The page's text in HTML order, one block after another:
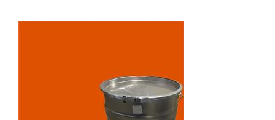
przyczepność i dłuższą trwałość. Jest
uszczelniaczem poliuretanowym. Idealna
farba drogowa do znakowania
powierzchni zewnętrznych i